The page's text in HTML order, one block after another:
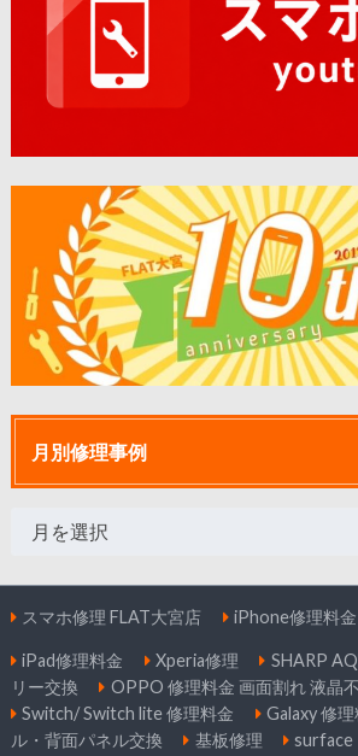
月別修理事例
スマホ修理 FLAT大宮店 iPhone修理料金
iPad修理料金 Xperia修理
SHARP
リー交換
OPPO 修理料金 画面割れ 液晶
Switch/ Switch lite 修理料金
Galaxy 修
ル・背面パネル交換
基板修理 surface